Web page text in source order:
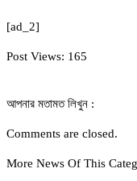
[ad_2]
Post Views: 165
আপনার মতামত লিখুন :
Comments are closed.
More News Of This